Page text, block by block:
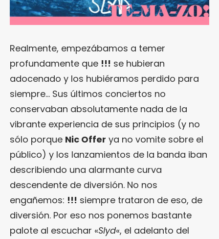
Realmente, empezábamos a temer
profundamente que !!! se hubieran
adocenado y los hubiéramos perdido para
siempre… Sus últimos conciertos no
conservaban absolutamente nada de la
vibrante experiencia de sus principios (y no
sólo porque Nic Offer ya no vomite sobre el
público) y los lanzamientos de la banda iban
describiendo una alarmante curva
descendente de diversión. No nos
engañemos: !!! siempre trataron de eso, de
diversión. Por eso nos ponemos bastante
palote al escuchar «Slyd«, el adelanto del